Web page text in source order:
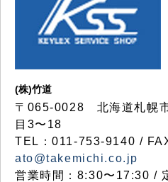
(株)竹道
〒065-0028 北海道札幌
目3〜18
TEL：011-753-9140 /
ato@takemichi.co.jp
営業時間：8:30〜17:30 /